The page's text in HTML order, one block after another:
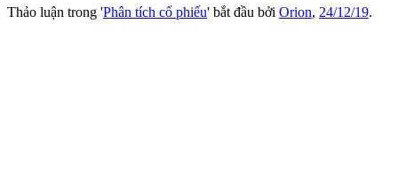
Thảo luận trong 'Phân tích cổ phiếu' bắt đầu bởi Orion, 24/12/19.